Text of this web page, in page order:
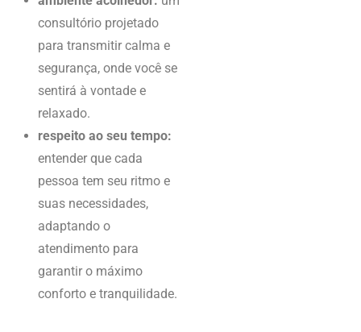
consultório projetado
para transmitir calma e
segurança, onde você se
sentirá à vontade e
relaxado.
respeito ao seu tempo:
entender que cada
pessoa tem seu ritmo e
suas necessidades,
adaptando o
atendimento para
garantir o máximo
conforto e tranquilidade.